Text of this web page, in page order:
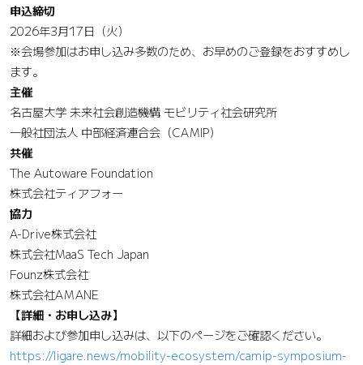
申込締切
2026年3月17日（火）
※会場参加はお申し込み多数のため、お早めのご登録をおすすめし
ます。
主催
名古屋大学 未来社会創造機構 モビリティ社会研究所
一般社団法人 中部経済連合会（CAMIP）
共催
The Autoware Foundation
株式会社ティアフォー
協力
A-Drive株式会社
株式会社MaaS Tech Japan
Founz株式会社
株式会社AMANE
【詳細・お申し込み】
詳細および参加申し込みは、以下のページをご確認ください。
https://ligare.news/mobility-ecosystem/camip-symposium-